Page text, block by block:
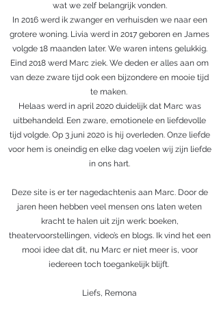
wat we zelf belangrijk vonden.
In 2016 werd ik zwanger en verhuisden we naar een
grotere woning. Livia werd in 2017 geboren en James
volgde 18 maanden later. We waren intens gelukkig.
Eind 2018 werd Marc ziek. We deden er alles aan om
van deze zware tijd ook een bijzondere en mooie tijd
te maken.
Helaas werd in april 2020 duidelijk dat Marc was
uitbehandeld. Een zware, emotionele en liefdevolle
tijd volgde. Op 3 juni 2020 is hij overleden. Onze liefde
voor hem is oneindig en elke dag voelen wij zijn liefde
in ons hart.
Deze site is er ter nagedachtenis aan Marc. Door de
jaren heen hebben veel mensen ons laten weten
kracht te halen uit zijn werk: boeken,
theatervoorstellingen, video’s en blogs. Ik vind het een
mooi idee dat dit, nu Marc er niet meer is, voor
iedereen toch toegankelijk blijft.
Liefs, Remona